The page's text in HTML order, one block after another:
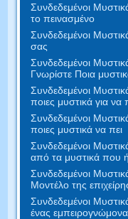
Συνδεδεμένοι
το πεινασμένο
Συνδεδεμένοι
σας
Συνδεδεμένοι
Γνωρίστε Ποια
Συνδεδεμένοι
ποιες μυστικά για να
Συνδεδεμένοι
ποιες μυστικά να πει
Συνδεδεμένοι
από τα μυστικά που
Συνδεδεμένοι
Μοντέλο της
Συνδεδεμένοι
ένας